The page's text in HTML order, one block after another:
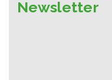
Newsletter